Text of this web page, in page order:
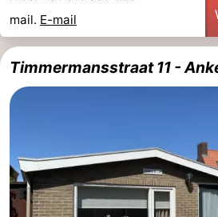
mail. E-mail
Timmermansstraat 11 -